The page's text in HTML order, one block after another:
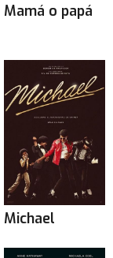
Mamá o papá
Michael